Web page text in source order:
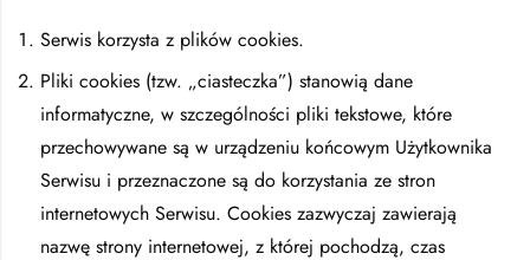
Serwis korzysta z plików cookies.
Pliki cookies (tzw. „ciasteczka”) stanowią dane
informatyczne, w szczególności pliki tekstowe, które
przechowywane są w urządzeniu końcowym Użytkownika
Serwisu i przeznaczone są do korzystania ze stron
internetowych Serwisu. Cookies zazwyczaj zawierają
nazwę strony internetowej, z której pochodzą, czas